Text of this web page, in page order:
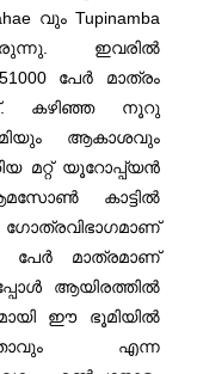
വും Tupinamba
ഇവരില്‍
പേര്‍ മാത്രം
കഴിഞ്ഞ നൂറു
ആകാശവും
മറ്റ് യൂറോപ്പ്യന്‍
കാട്ടില്‍
പേര്‍ മാത്രമാണ്
ആയിരത്തിൽ
ഈ ഭൂമിയില്‍
എന്ന